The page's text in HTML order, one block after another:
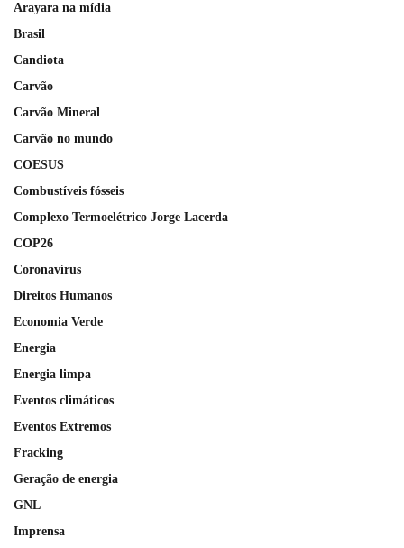
Arayara na mídia
Brasil
Candiota
Carvão
Carvão Mineral
Carvão no mundo
COESUS
Combustíveis fósseis
Complexo Termoelétrico Jorge Lacerda
COP26
Coronavírus
Direitos Humanos
Economia Verde
Energia
Energia limpa
Eventos climáticos
Eventos Extremos
Fracking
Geração de energia
GNL
Imprensa